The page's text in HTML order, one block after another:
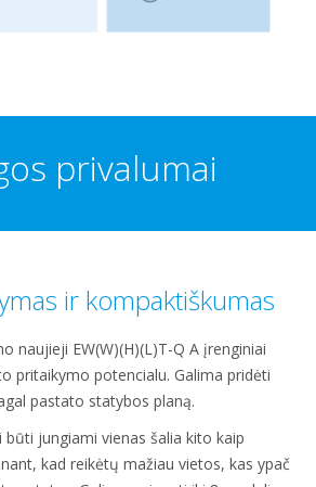
privalumai
ir kompaktiškumas
naujieji EW(W)(H)(L)T-Q A įrenginiai
pritaikymo potencialu. Galima pridėti
pastato statybos planą.
jungiami vienas šalia kito kaip
kad reikėtų mažiau vietos, kas ypač